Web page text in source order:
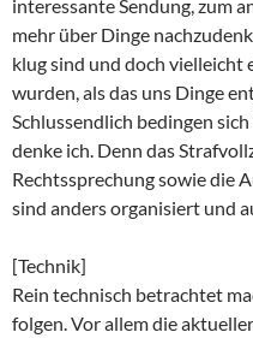
interessante Sendung, zum
mehr über Dinge
klug sind und doch
wurden, als das uns Dinge
Schlussendlich bedingen
denke ich. Denn das
Rechtssprechung sowie die
sind anders organisiert und
[Technik]
Rein technisch betrachtet
folgen. Vor allem die